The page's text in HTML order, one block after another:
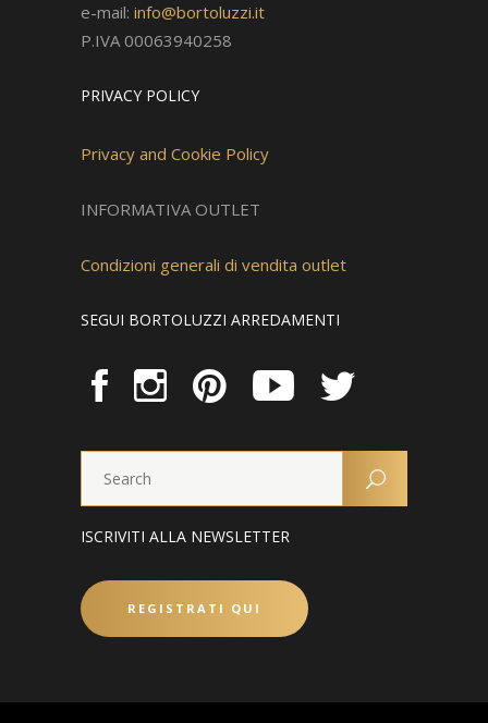
e-mail: info@bortoluzzi.it
P.IVA 00063940258
PRIVACY POLICY
Privacy and Cookie Policy
INFORMATIVA OUTLET
Condizioni generali di vendita outlet
SEGUI BORTOLUZZI ARREDAMENTI
ISCRIVITI ALLA NEWSLETTER
REGISTRATI QUI